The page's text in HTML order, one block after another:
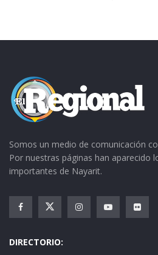
CLIK EN LA IMAGEN
Somos un medio de comunicación
Por nuestras páginas han aparecido
importantes de Nayarit.
DIRECTORIO: